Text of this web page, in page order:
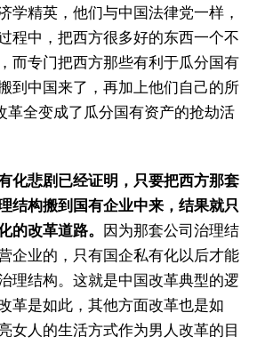
学精英，他们与中国法律党一样，
程中，把西方很多好的东西一个不
而专门把西方那些有利于瓜分国有
到中国来了，再加上他们自己的所
革全变成了瓜分国有资产的抢劫活
化悲剧已经证明，只要把西方那套
结构搬到国有企业中来，结果就只
的改革道路。
因为那套公司治理结
企业的，只有国企私有化以后才能
理结构。这就是中国改革典型的逻
革是如此，其他方面改革也是如
女人的生活方式作为男人改革的目